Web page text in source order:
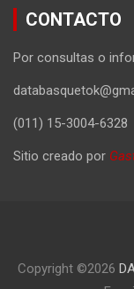
CONTACTO
Por consultas o
(011) 15-3004-6328
Sitio creado por
Copyright ©2026